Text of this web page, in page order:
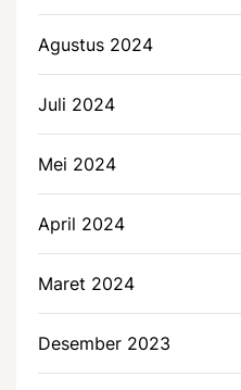
Agustus 2024
Juli 2024
Mei 2024
April 2024
Maret 2024
Desember 2023